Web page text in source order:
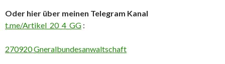
Oder hier über meinen Telegram Kanal
t.me/Artikel_20_4_GG :
270920 Gneralbundesanwaltschaft